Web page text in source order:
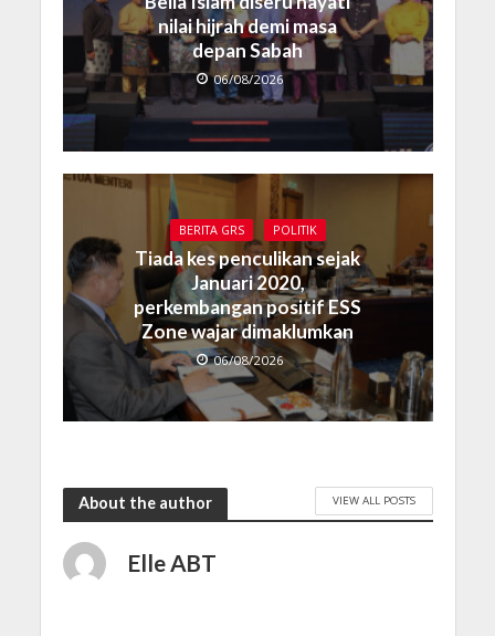
nilai hijrah demi masa
depan Sabah
06/08/2026
BERITA GRS POLITIK
Tiada kes penculikan sejak
Januari 2020,
perkembangan positif ESS
Zone wajar dimaklumkan
06/08/2026
About the author VIEW ALL POSTS
Elle ABT